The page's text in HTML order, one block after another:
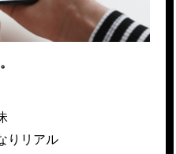
りリアル